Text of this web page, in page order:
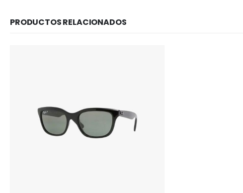
PRODUCTOS RELACIONADOS